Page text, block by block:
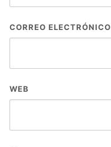
CORREO ELECTRÓNICO
WEB